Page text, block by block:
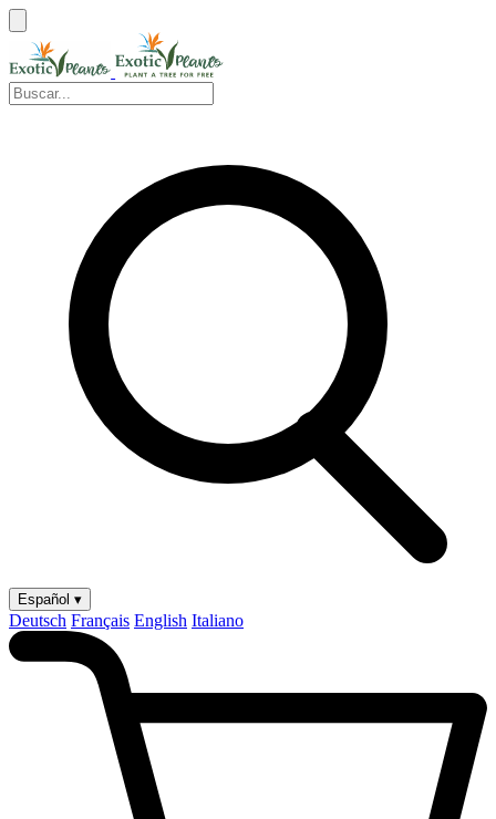
Español ▾
Deutsch Français English Italiano